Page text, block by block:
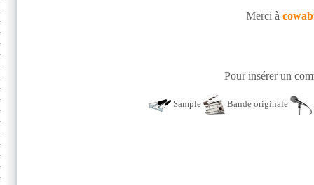
Merci à
Pour insérer un
Sample Bande originale